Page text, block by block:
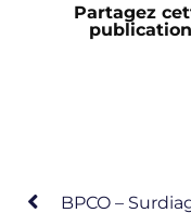
Partagez
publication